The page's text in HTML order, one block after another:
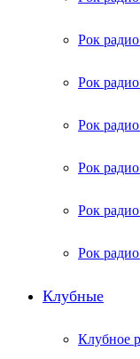
Рок
Рок
Рок
Рок
Рок
Рок
Клубные
Клубное